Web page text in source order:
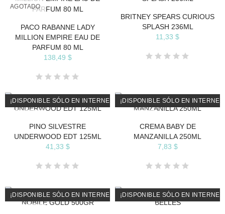
AGOTADO
PACO RABANNE LADY
MILLION EMPIRE EAU DE
PARFUM 80 ML
138,49 $
BRITNEY SPEARS CURIOUS
SPLASH 236ML
11,33 $
¡DISPONIBLE SÓLO EN INTERNET!
PINO SILVESTRE
UNDERWOOD EDT 125ML
41,33 $
¡DISPONIBLE SÓLO EN INTERNET!
CREMA BABY DE
MANZANILLA 250ML
7,83 $
¡DISPONIBLE SÓLO EN INTERNET! ¡DISPONIBLE SÓLO EN INTERNET!